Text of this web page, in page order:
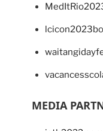
MEDIA